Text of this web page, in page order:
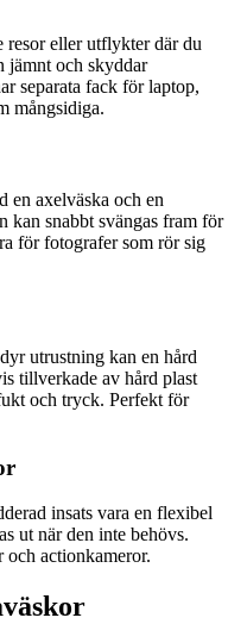
resor eller utflykter där du
jämnt och skyddar
separata fack för laptop,
mångsidiga.
en axelväska och en
kan snabbt svängas fram för
för fotografer som rör sig
utrustning kan en hård
tillverkade av hård plast
och tryck. Perfekt för
insats vara en flexibel
ut när den inte behövs.
och actionkameror.